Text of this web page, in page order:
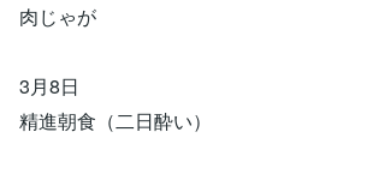
肉じゃが
3月8日
精進朝食（二日酔い）